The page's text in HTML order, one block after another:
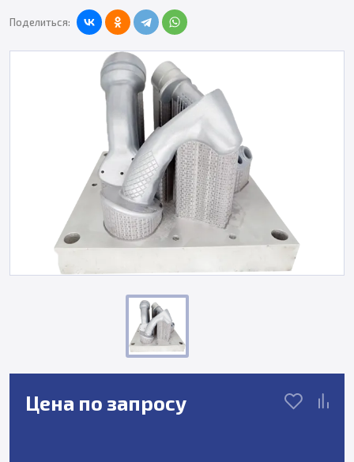
Поделиться:
Цена по запросу